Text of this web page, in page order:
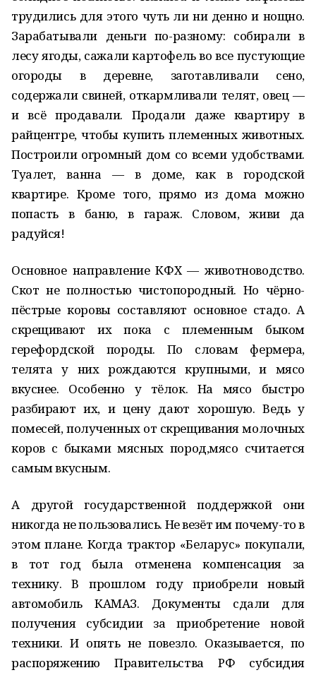
трудились для этого чуть ли ни денно и нощно.
Зарабатывали деньги по-разному: собирали в
лесу ягоды, сажали картофель во все пустующие
огороды в деревне, заготавливали сено,
содержали свиней, откармливали телят, овец —
и всё продавали. Продали даже квартиру в
райцентре, чтобы купить племенных животных.
Построили огромный дом со всеми удобствами.
Туалет, ванна — в доме, как в городской
квартире. Кроме того, прямо из дома можно
попасть в баню, в гараж. Словом, живи да
радуйся!
Основное направление КФХ — животноводство.
Скот не полностью чистопородный. Но чёрно-
пёстрые коровы составляют основное стадо. А
скрещивают их пока с племенным быком
герефордской породы. По словам фермера,
телята у них рождаются крупными, и мясо
вкуснее. Особенно у тёлок. На мясо быстро
разбирают их, и цену дают хорошую. Ведь у
помесей, полученных от скрещивания молочных
коров с быками мясных пород,мясо считается
самым вкусным.
А другой государственной поддержкой они
никогда не пользовались. Не везёт им почему-то в
этом плане. Когда трактор «Беларус» покупали,
в тот год была отменена компенсация за
технику. В прошлом году приобрели новый
автомобиль КАМАЗ. Документы сдали для
получения субсидии за приобретение новой
техники. И опять не повезло. Оказывается, по
распоряжению Правительства РФ субсидия